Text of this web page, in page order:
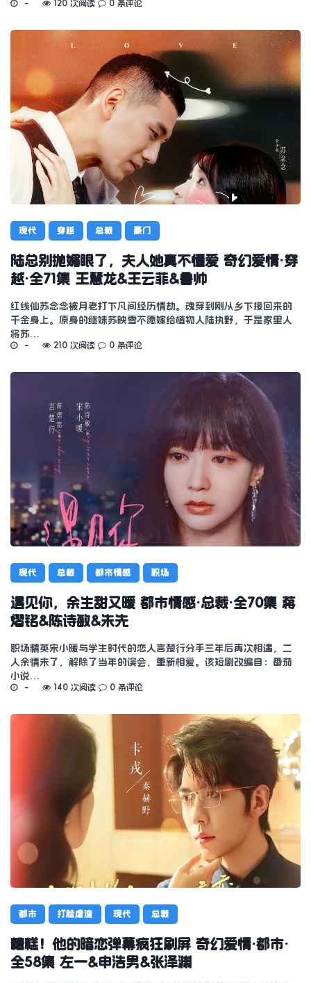
120 次阅读 0 条评论
现代 穿越 总裁 豪门
陆总别抛媚眼了，夫人她真不懂爱 奇幻爱情·穿
越·全71集 王慧龙&王云菲&鲁帅
红线仙苏念念被月老打下凡间经历情劫。魂穿到刚从乡下接回来的
千金身上。原身的继妹苏映雪不愿嫁给植物人陆执野，于是家里人
将苏…
210 次阅读 0 条评论
现代 总裁 都市情感 职场
遇见你，余生甜又暖 都市情感·总裁·全70集 蒋
熠铭&陈诗敏&朱先
职场精英宋小暖与学生时代的恋人言楚行分手三年后再次相遇，二
人余情未了，解除了当年的误会，重新相爱。该短剧改编自：番茄
小说…
140 次阅读 0 条评论
都市 打脸虐渣 现代 总裁
糟糕！他的暗恋弹幕疯狂刷屏 奇幻爱情·都市·
全58集 左一&申浩男&张泽渊